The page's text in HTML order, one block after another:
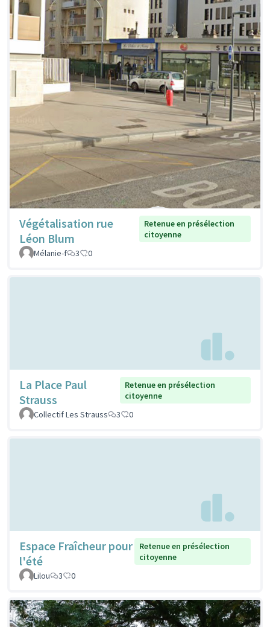
Végétalisation rue
Léon Blum
Retenue en présélection
citoyenne
Mélanie-f
3 0
La Place Paul
Strauss
Retenue en présélection
citoyenne
Collectif Les Strauss
3 0
Espace Fraîcheur pour
l'été
Retenue en présélection
citoyenne
Lilou
3 0